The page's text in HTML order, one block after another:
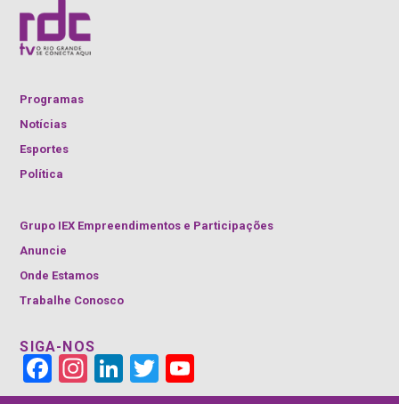
Programas
Notícias
Esportes
Política
Grupo IEX Empreendimentos e Participações
Anuncie
Onde Estamos
Trabalhe Conosco
SIGA-NOS
Face
book
Insta
gra
m
Link
edIn
Twitt
er
Cha